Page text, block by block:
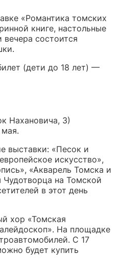
«Романтика томских
книге, настольные
состоится
(дети до 18 лет) —
Нахановича, 3)
выставки: «Песок и
искусство»,
«Акварель Томска и
Чудотворца на Томской
в этот день
хор «Томская
На площадке
С 17
будет купить